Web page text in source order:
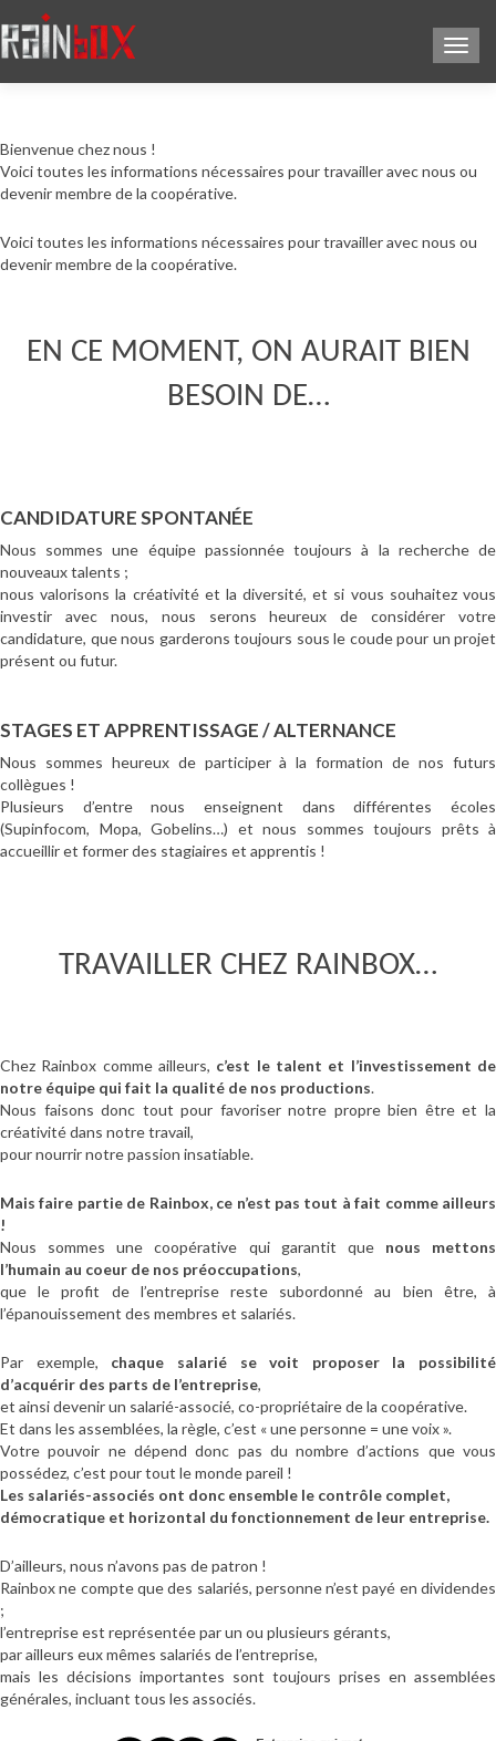
Bienvenue chez nous !
Voici toutes les informations nécessaires pour travailler avec nous ou
devenir membre de la coopérative.
Voici toutes les informations nécessaires pour travailler avec nous ou
devenir membre de la coopérative.
EN CE MOMENT, ON AURAIT BIEN
BESOIN DE…
CANDIDATURE SPONTANÉE
Nous sommes une équipe passionnée toujours à la recherche de
nouveaux talents ;
nous valorisons la créativité et la diversité, et si vous souhaitez vous
investir avec nous, nous serons heureux de considérer votre
candidature, que nous garderons toujours sous le coude pour un projet
présent ou futur.
STAGES ET APPRENTISSAGE / ALTERNANCE
Nous sommes heureux de participer à la formation de nos futurs
collègues !
Plusieurs d’entre nous enseignent dans différentes écoles
(Supinfocom, Mopa, Gobelins…) et nous sommes toujours prêts à
accueillir et former des stagiaires et apprentis !
TRAVAILLER CHEZ RAINBOX…
Chez Rainbox comme ailleurs, c’est le talent et l’investissement de
notre équipe qui fait la qualité de nos productions.
Nous faisons donc tout pour favoriser notre propre bien être et la
créativité dans notre travail,
pour nourrir notre passion insatiable.
Mais faire partie de Rainbox, ce n’est pas tout à fait comme ailleurs
!
Nous sommes une coopérative qui garantit que nous mettons
l’humain au coeur de nos préoccupations,
que le profit de l’entreprise reste subordonné au bien être, à
l’épanouissement des membres et salariés.
Par exemple, chaque salarié se voit proposer la possibilité
d’acquérir des parts de l’entreprise,
et ainsi devenir un salarié-associé, co-propriétaire de la coopérative.
Et dans les assemblées, la règle, c’est « une personne = une voix ».
Votre pouvoir ne dépend donc pas du nombre d’actions que vous
possédez, c’est pour tout le monde pareil !
Les salariés-associés ont donc ensemble le contrôle complet,
démocratique et horizontal du fonctionnement de leur entreprise.
D’ailleurs, nous n’avons pas de patron !
Rainbox ne compte que des salariés, personne n’est payé en dividendes
;
l’entreprise est représentée par un ou plusieurs gérants,
par ailleurs eux mêmes salariés de l’entreprise,
mais les décisions importantes sont toujours prises en assemblées
générales, incluant tous les associés.